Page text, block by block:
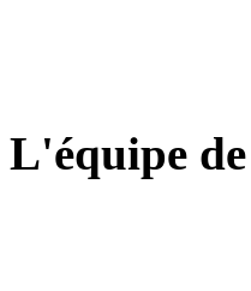
L'équipe